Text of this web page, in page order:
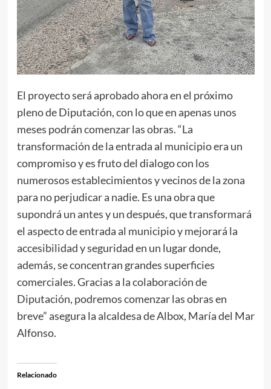
El proyecto será aprobado ahora en el próximo
pleno de Diputación, con lo que en apenas unos
meses podrán comenzar las obras. “La
transformación de la entrada al municipio era un
compromiso y es fruto del dialogo con los
numerosos establecimientos y vecinos de la zona
para no perjudicar a nadie. Es una obra que
supondrá un antes y un después, que transformará
el aspecto de entrada al municipio y mejorará la
accesibilidad y seguridad en un lugar donde,
además, se concentran grandes superficies
comerciales. Gracias a la colaboración de
Diputación, podremos comenzar las obras en
breve” asegura la alcaldesa de Albox, María del Mar
Alfonso.
Relacionado